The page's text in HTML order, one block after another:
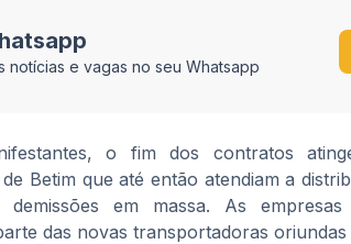
notícias e vagas no seu Whatsapp
o fim dos contratos
Betim que até então atendiam a
em massa. As empresas
das novas transportadoras oriundas